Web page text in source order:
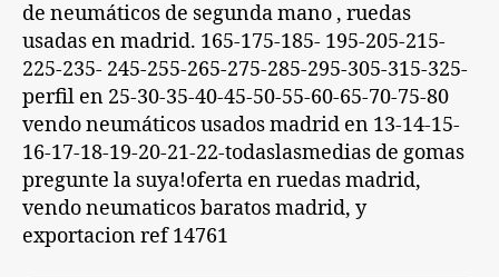
de neumáticos de segunda mano , ruedas
usadas en madrid. 165-175-185- 195-205-215-
225-235- 245-255-265-275-285-295-305-315-325-
perfil en 25-30-35-40-45-50-55-60-65-70-75-80
vendo neumáticos usados madrid en 13-14-15-
16-17-18-19-20-21-22-todaslasmedias de gomas
pregunte la suya!oferta en ruedas madrid,
vendo neumaticos baratos madrid, y
exportacion ref 14761